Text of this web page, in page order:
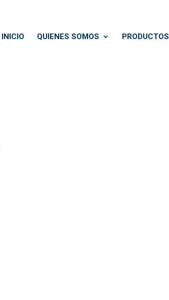
INICIO QUIENES SOMOS PRODUCTOS